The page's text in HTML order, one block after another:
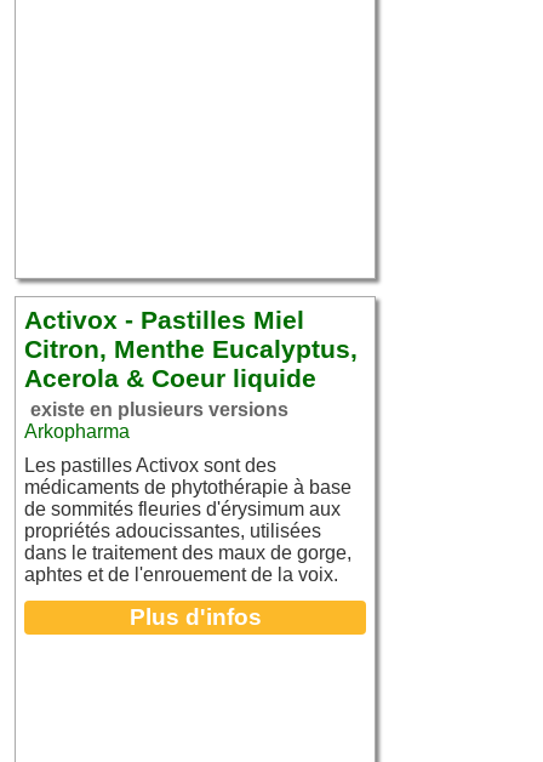
Activox - Pastilles Miel
Citron, Menthe Eucalyptus,
Acerola & Coeur liquide
existe en plusieurs versions
Arkopharma
Les pastilles Activox sont des
médicaments de phytothérapie à base
de sommités fleuries d'érysimum aux
propriétés adoucissantes, utilisées
dans le traitement des maux de gorge,
aphtes et de l'enrouement de la voix.
Plus d'infos